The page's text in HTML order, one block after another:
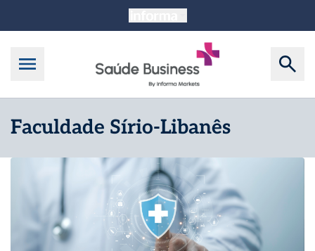
Faculdade Sírio-Libanês